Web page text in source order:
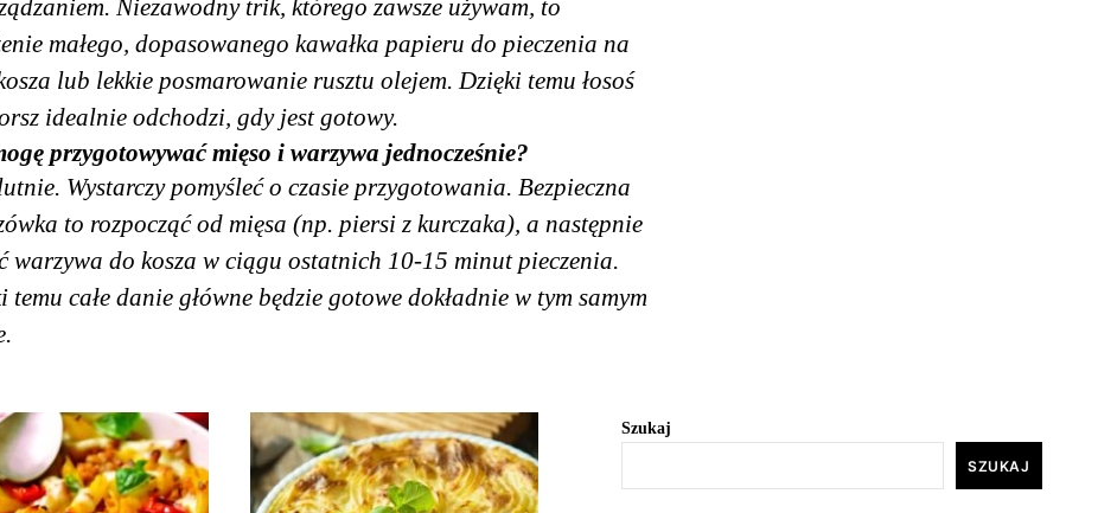
Niezawodny trik, którego zawsze używam, to
małego, dopasowanego kawałka papieru do pieczenia na
lub lekkie posmarowanie rusztu olejem. Dzięki temu łosoś
idealnie odchodzi, gdy jest gotowy.
przygotowywać mięso i warzywa jednocześnie?
Wystarczy pomyśleć o czasie przygotowania. Bezpieczna
to rozpocząć od mięsa (np. piersi z kurczaka), a następnie
warzywa do kosza w ciągu ostatnich 10-15 minut pieczenia.
temu całe danie główne będzie gotowe dokładnie w tym samym
Szukaj
SZUKAJ